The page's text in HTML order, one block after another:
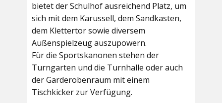
bietet derSchulhofausreichend Platz, um
sich mit dem Karussell, dem Sandkasten,
dem Klettertor sowie diversem
Außenspielzeug auszupowern.
Für die Sportskanonen stehen der
Turngarten und die Turnhalle oder auch
derGarderobenraum mit einem
Tischkicker zur Verfügung.